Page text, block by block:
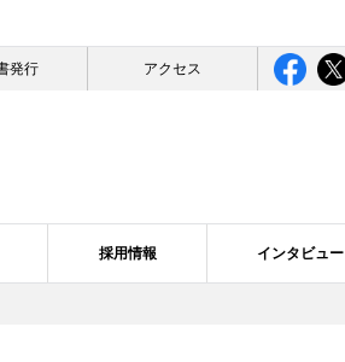
発行 アクセス
採用情報 インタビュー